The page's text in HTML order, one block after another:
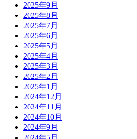
2025年9月
2025年8月
2025年7月
2025年6月
2025年5月
2025年4月
2025年3月
2025年2月
2025年1月
2024年12月
2024年11月
2024年10月
2024年9月
2024年5月